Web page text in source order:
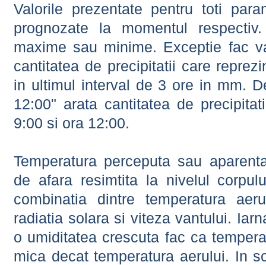
Valorile prezentate pentru toti
prognozate la momentul
maxime sau minime. Exceptie fac
cantitatea de precipitatii care
in ultimul interval de 3 ore in mm.
12:00" arata cantitatea de
9:00 si ora 12:00.
Temperatura perceputa sau
de afara resimtita la nivelul
combinatia dintre temperatura
radiatia solara si viteza vantului.
o umiditatea crescuta fac ca
mica decat temperatura aerului. In